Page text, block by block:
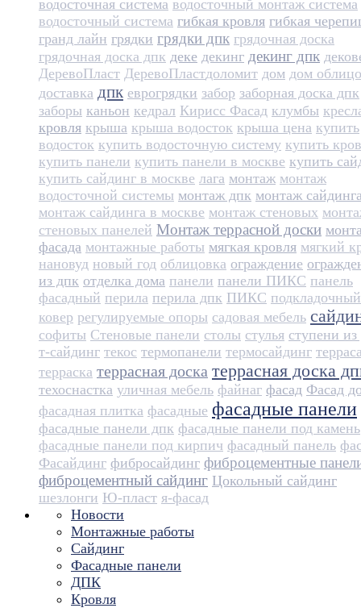
водосточная система водосточный монтаж система
водосточный система гибкая кровля гибкая
гранд лайн грядки грядки дпк грядочная доска
грядочная доска дпк деке декинг декинг дпк
ДеревоПласт ДеревоПласт​доломит дом дом
доставка дпк еврогрядки забор заборная доска дпк
заборы каньон кедрал Кирисс Фасад клумбы
кровля крыша крыша водосток крыша цена купить
водосток купить водосточную систему купить
купить панели купить панели в москве купить
купить сайдинг в москве лага монтаж монтаж
водосточной системы монтаж дпк монтаж
монтаж сайдинга в москве монтаж стеновых
стеновых панелей Монтаж террасной доски
фасада монтажные работы мягкая кровля мягкий
нановуд новый год облицовка ограждение
из дпк отделка дома панели панели ПИКС панель
фасадный перила перила дпк ПИКС подкладочный
ковер регулируемые опоры садовая мебель
софиты Стеновые панели столы стулья ступени
т-сайдинг текос термопанели термосайдинг
терраска террасная доска террасная доска
техоснастка уличная мебель файнаг фасад Фасад
фасадная плитка фасадные фасадные панели
фасадные панели дпк фасадные панели под камень
фасадные панели под кирпич фасадный панель
Фасайдинг фибросайдинг фиброцементные
фиброцементный сайдинг Цокольный сайдинг
шезлонги Ю-пласт я-фасад
Новости
Монтажные работы
Сайдинг
Фасадные панели
ДПК
Кровля